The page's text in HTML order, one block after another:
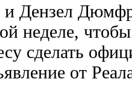
Дензел
неделе,
сделать
от